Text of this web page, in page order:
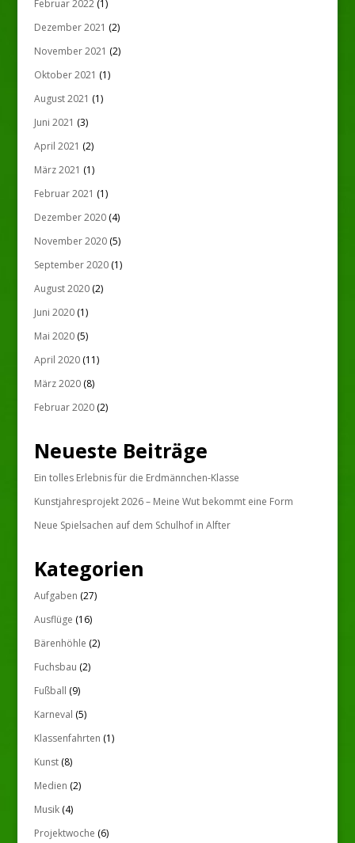
Februar 2022(1)
Dezember 2021 (2)
November 2021 (2)
Oktober 2021 (1)
August 2021 (1)
Juni 2021 (3)
April 2021 (2)
März 2021 (1)
Februar 2021 (1)
Dezember 2020(4)
November 2020(5)
September 2020(1)
August 2020(2)
Juni 2020(1)
Mai 2020(5)
April 2020(11)
März 2020(8)
Februar 2020(2)
Neueste Beiträge
Ein tolles Erlebnis für die Erdmännchen-Klasse
Kunstjahresprojekt 2026 – Meine Wut bekommt eine Form
Neue Spielsachen auf dem Schulhof in Alfter
Kategorien
Aufgaben (27)
Ausflüge (16)
Bärenhöhle (2)
Fuchsbau (2)
Fußball (9)
Karneval (5)
Klassenfahrten (1)
Kunst(8)
Medien (2)
Musik(4)
Projektwoche (6)